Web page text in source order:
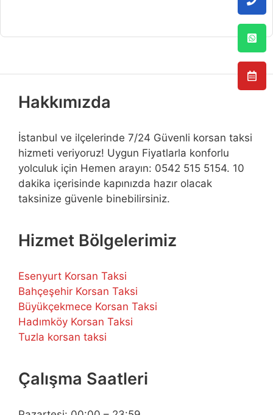
Hakkımızda
İstanbul ve ilçelerinde 7/24 Güvenli korsan taksi
hizmeti veriyoruz! Uygun Fiyatlarla konforlu
yolculuk için Hemen arayın: 0542 515 5154. 10
dakika içerisinde kapınızda hazır olacak
taksinize güvenle binebilirsiniz.
Hizmet Bölgelerimiz
Esenyurt Korsan Taksi
Bahçeşehir Korsan Taksi
Büyükçekmece Korsan Taksi
Hadımköy Korsan Taksi
Tuzla korsan taksi
Çalışma Saatleri